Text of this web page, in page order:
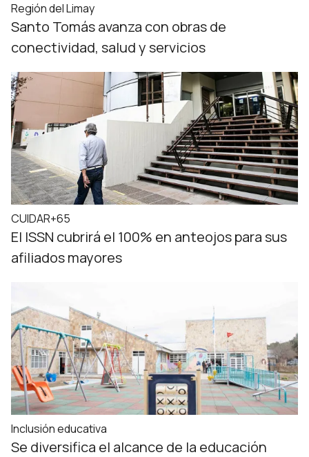
Región del Limay
Santo Tomás avanza con obras de
conectividad, salud y servicios
CUIDAR+65
El ISSN cubrirá el 100% en anteojos para sus
afiliados mayores
Inclusión educativa
Se diversifica el alcance de la educación